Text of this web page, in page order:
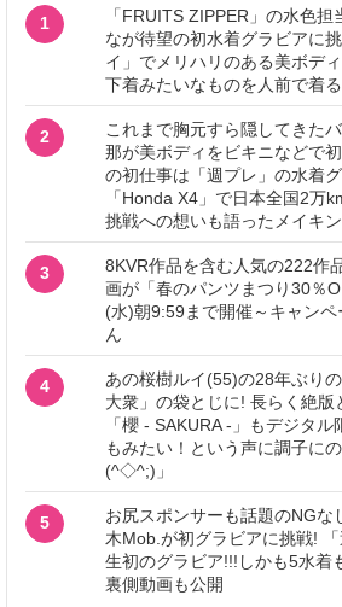
1
「FRUITS ZIPPER」の水色担
なが待望の初水着グラビアに
イ」でメリハリのある美ボデ
下着みたいなものを人前で着る
2
これまで胸元すら隠してきた
那が美ボディをビキニなどで
の初仕事は「週プレ」の水着
「Honda X4」で日本全国2万
挑戦への想いも語ったメイキ
3
8KVR作品を含む人気の222作
画が「春のパンツまつり30％
(水)朝9:59まで開催～キャンペ
ん
4
あの桜樹ルイ(55)の28年ぶり
大衆」の袋とじに! 長らく絶版
「櫻 - SAKURA -」もデジタ
もみたい！という声に調子に
(^◇^;)」
5
お尻スポンサーも話題のNGな
木Mob.が初グラビアに挑戦!
生初のグラビア!!!しかも5水着
裏側動画も公開